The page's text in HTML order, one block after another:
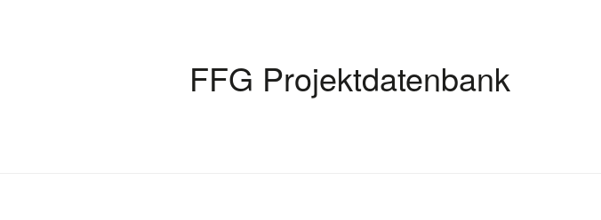
FFG Projektdatenbank